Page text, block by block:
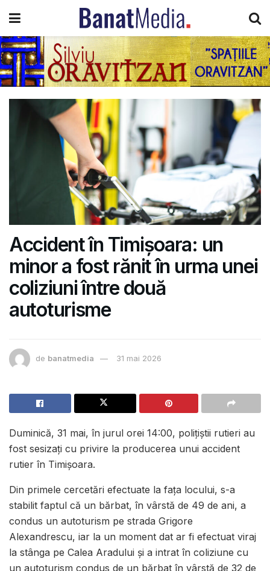
Accident în Timișoara: un
minor a fost rănit în urma unei
coliziuni între două
autoturisme
de banatmedia 31 mai 2026
Duminică, 31 mai, în jurul orei 14:00, polițiștii rutieri au
fost sesizați cu privire la producerea unui accident
rutier în Timișoara.
Din primele cercetări efectuate la fața locului, s-a
stabilit faptul că un bărbat, în vârstă de 49 de ani, a
condus un autoturism pe strada Grigore
Alexandrescu, iar la un moment dat ar fi efectuat viraj
la stânga pe Calea Aradului și a intrat în coliziune cu
un autoturism condus de un bărbat în vârstă de 32 de